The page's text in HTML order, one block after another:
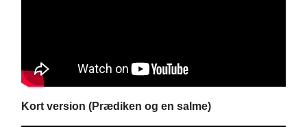
Kort version (Prædiken og en salme)